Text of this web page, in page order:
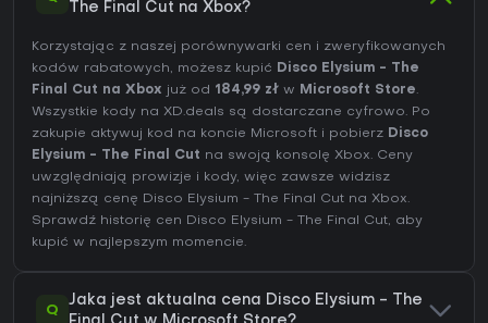
The Final Cut na Xbox?
Korzystając z naszej porównywarki cen i zweryfikowanych
kodów rabatowych, możesz kupić Disco Elysium - The
Final Cut na Xbox już od 184,99 zł w Microsoft Store.
Wszystkie kody na XD.deals są dostarczane cyfrowo. Po
zakupie aktywuj kod na koncie Microsoft i pobierz Disco
Elysium - The Final Cut na swoją konsolę Xbox. Ceny
uwzględniają prowizje i kody, więc zawsze widzisz
najniższą cenę Disco Elysium - The Final Cut na Xbox.
Sprawdź historię cen Disco Elysium - The Final Cut, aby
kupić w najlepszym momencie.
Q
Jaka jest aktualna cena Disco Elysium - The